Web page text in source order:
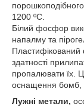
1200 ºС.
Білий фосфор
напалму та
здатності
пропалювати їх.
оснащення бомб,
Лужні метали,